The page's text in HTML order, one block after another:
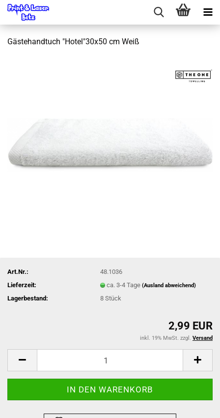
Gästehandtuch "Hotel"30x50 cm Weiß
Art.Nr.:
48.1036
Lieferzeit:
ca. 3-4 Tage(Ausland abweichend)
Lagerbestand: 8Stück
2,99 EUR
inkl. 19% MwSt. zzgl. Versand